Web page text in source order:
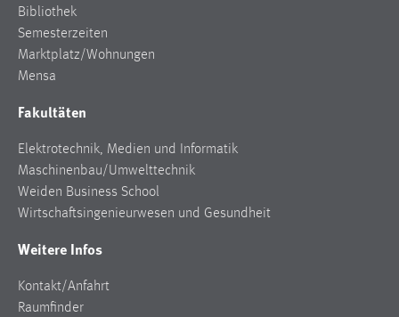
Bibliothek
Semesterzeiten
Marktplatz/Wohnungen
Mensa
Fakultäten
Elektrotechnik, Medien und Informatik
Maschinenbau/Umwelttechnik
Weiden Business School
Wirtschaftsingenieurwesen und Gesundheit
Weitere Infos
Kontakt/Anfahrt
Raumfinder